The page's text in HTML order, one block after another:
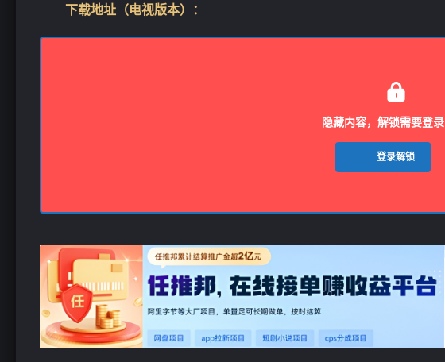
下载地址（电视版本）：

隐藏内容，解锁需要登录
登录解锁